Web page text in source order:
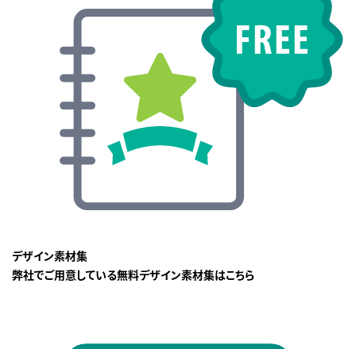
デザイン素材集
弊社でご用意している無料デザイン素材集はこちら